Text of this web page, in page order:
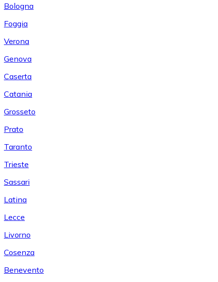
Bologna
Foggia
Verona
Genova
Caserta
Catania
Grosseto
Prato
Taranto
Trieste
Sassari
Latina
Lecce
Livorno
Cosenza
Benevento